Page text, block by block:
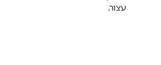
עצור.